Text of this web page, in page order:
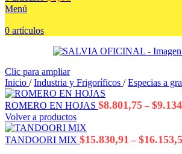
Menú
0 artículos
Clic para ampliar
Inicio / Industria y Frigoríficos / Especias a
ROMERO EN HOJAS $8.801,75 – $
Volver a productos
TANDOORI MIX $15.830,91 – $